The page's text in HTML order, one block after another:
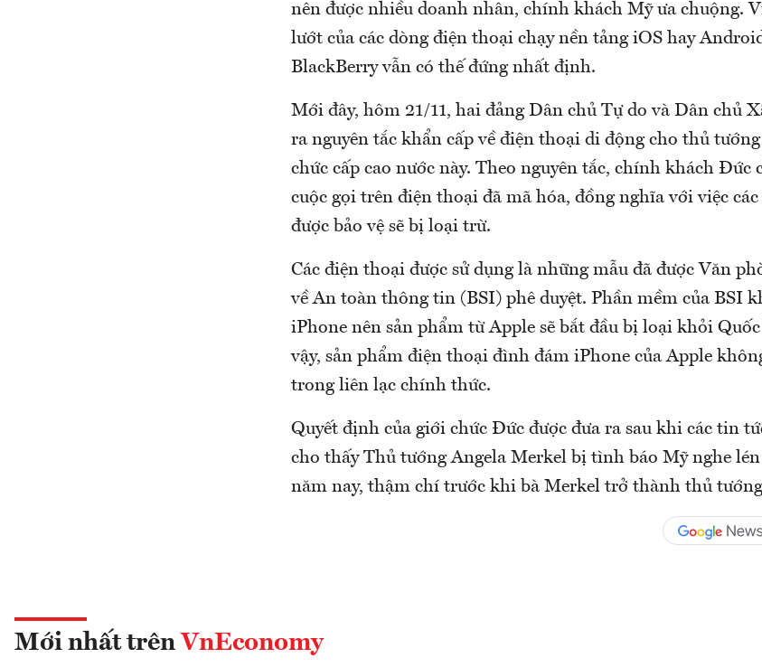
nên được nhiều doanh nhân, chính khách Mỹ ưa chuộng.
lướt của các dòng điện thoại chạy nền tảng iOS hay
BlackBerry vẫn có thế đứng nhất định.
Mới đây, hôm 21/11, hai đảng Dân chủ Tự do và Dân chủ
ra nguyên tắc khẩn cấp về điện thoại di động cho thủ
chức cấp cao nước này. Theo nguyên tắc, chính khách Đức
cuộc gọi trên điện thoại đã mã hóa, đồng nghĩa với việc
được bảo vệ sẽ bị loại trừ.
Các điện thoại được sử dụng là những mẫu đã được Văn
về An toàn thông tin (BSI) phê duyệt. Phần mềm của BSI
iPhone nên sản phẩm từ Apple sẽ bắt đầu bị loại khỏi
vậy, sản phẩm điện thoại đình đám iPhone của Apple
trong liên lạc chính thức.
Quyết định của giới chức Đức được đưa ra sau khi các tin
cho thấy Thủ tướng Angela Merkel bị tình báo Mỹ nghe
năm nay, thậm chí trước khi bà Merkel trở thành thủ
Mới nhất trên VnEconomy